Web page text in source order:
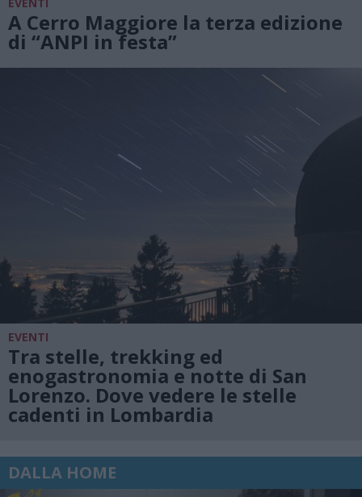
A Cerro Maggiore la terza edizione
di “ANPI in festa”
EVENTI
Tra stelle, trekking ed
enogastronomia e notte di San
Lorenzo. Dove vedere le stelle
cadenti in Lombardia
DALLA HOME